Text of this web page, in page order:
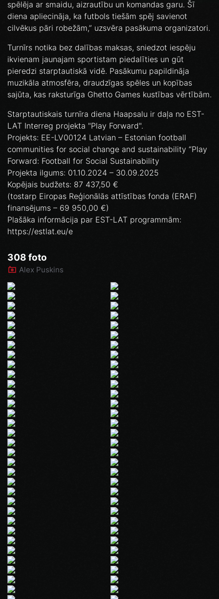
spēlēja ar smaidu, aizrautību un komandas garu. Šī
diena apliecināja, ka futbols tiešām spēj savienot
cilvēkus pāri robežām,” uzsvēra pasākuma organizatori.
Turnīrs notika bez dalības maksas, sniedzot iespēju
ikvienam jaunajam sportistam piedalīties un gūt
pieredzi starptautiskā vidē. Pasākumu papildināja
muzikāla atmosfēra, draudzīgas spēles un kopības
sajūta, kas raksturīga Ghetto Games kustības vērtībām.
Starptautiskais turnīra diena Haapsalu ir daļa no EST-
LAT Interreg projekta "Play Forward".
Projekts: EE-LV00124 Latvian – Estonian football
communities for social change and sustainability “Play
Forward: Football for Social Sustainability
Projekta ilgums: 01.10.2024 – 30.09.2025
Kopējais budžets: 87 437,50 €
(tostarp Eiropas Reģionālās attīstības fonda (ERAF)
finansējums – 69 950,00 €)
Plašāka informācija par EST-LAT programmām:
https://estlat.eu/e
308 foto
Alex Puskins